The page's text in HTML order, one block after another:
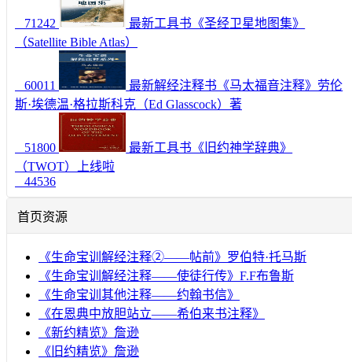
71242
最新工具书《圣经卫星地图集》
（Satellite Bible Atlas）
60011
最新解经注释书《马太福音注释》劳伦
斯·埃德温·格拉斯科克（Ed Glasscock）著
51800
最新工具书《旧约神学辞典》
（TWOT）上线啦
44536
首页资源
《生命宝训解经注释②——帖前》罗伯特·托马斯
《生命宝训解经注释——使徒行传》F.F布鲁斯
《生命宝训其他注释——约翰书信》
《在恩典中放胆站立——希伯来书注释》
《新约精览》詹逊
《旧约精览》詹逊